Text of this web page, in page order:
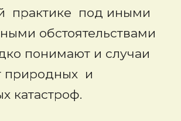
практике под иными
обстоятельствами
понимают и случаи
природных и
катастроф.